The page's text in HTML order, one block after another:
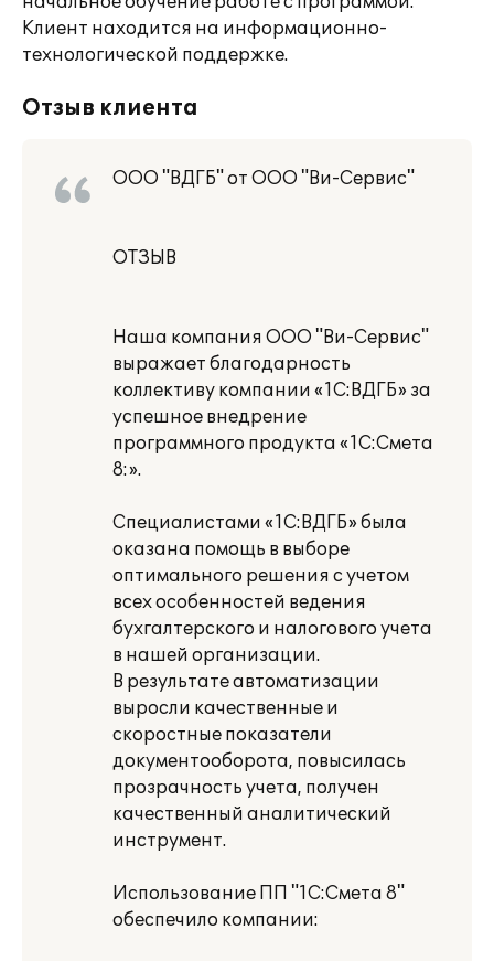
Клиент находится на информационно-
технологической поддержке.
Отзыв клиента
ООО "ВДГБ" от ООО "Ви-Сервис"
ОТЗЫВ
Наша компания ООО "Ви-Сервис"
выражает благодарность
коллективу компании «1С:ВДГБ» за
успешное внедрение
программного продукта «1С:Смета
8:».
Специалистами «1С:ВДГБ» была
оказана помощь в выборе
оптимального решения с учетом
всех особенностей ведения
бухгалтерского и налогового учета
в нашей организации.
В результате автоматизации
выросли качественные и
скоростные показатели
документооборота, повысилась
прозрачность учета, получен
качественный аналитический
инструмент.
Использование ПП "1С:Смета 8"
обеспечило компании: